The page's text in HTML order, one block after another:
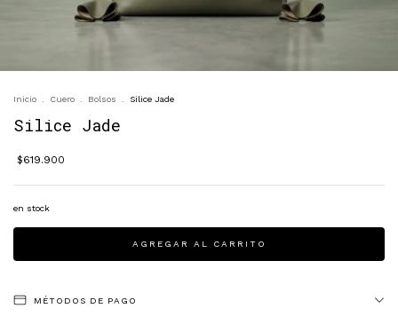
Inicio Cuero Bolsos Silice Jade
Silice Jade
$619.900
en stock
MÉTODOS DE PAGO